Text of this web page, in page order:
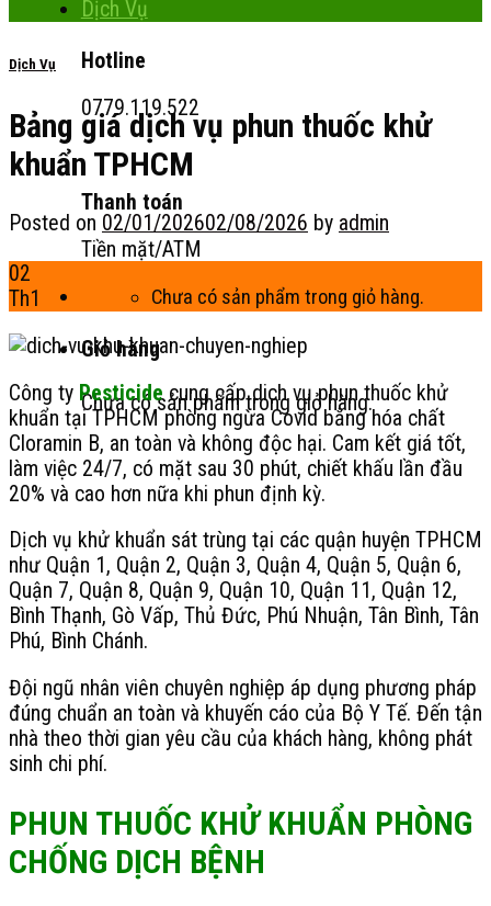
Hotline
0779.119.522
Thanh toán
Tiền mặt/ATM
Chưa có sản phẩm trong giỏ hàng.
Giỏ hàng
Chưa có sản phẩm trong giỏ hàng.
Dịch Vụ
Dịch Vụ
Bảng giá dịch vụ phun thuốc khử
khuẩn TPHCM
Posted on 02/01/202602/08/2026 by admin
02
Th1
Công ty Pesticidecung cấp dich vụ phun thuốc khử
khuẩn tại TPHCM phòng ngừa Covid bằng hóa chất
Cloramin B, an toàn và không độc hại. Cam kết giá tốt,
làm việc 24/7, có mặt sau 30 phút, chiết khấu lần đầu
20% và cao hơn nữa khi phun định kỳ.
Dịch vụ khử khuẩn sát trùng tại các quận huyện TPHCM
như Quận 1, Quận 2, Quận 3, Quận 4, Quận 5, Quận 6,
Quận 7, Quận 8, Quận 9, Quận 10, Quận 11, Quận 12,
Bình Thạnh, Gò Vấp, Thủ Đức, Phú Nhuận, Tân Bình, Tân
Phú, Bình Chánh.
Đội ngũ nhân viên chuyên nghiệp áp dụng phương pháp
đúng chuẩn an toàn và khuyến cáo của Bộ Y Tế. Đến tận
nhà theo thời gian yêu cầu của khách hàng, không phát
sinh chi phí.
PHUN THUỐC KHỬ KHUẨN PHÒNG
CHỐNG DỊCH BỆNH